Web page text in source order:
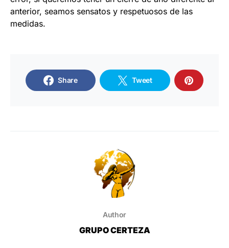
anterior, seamos sensatos y respetuosos de las
medidas.
Share Tweet
Author
GRUPO CERTEZA